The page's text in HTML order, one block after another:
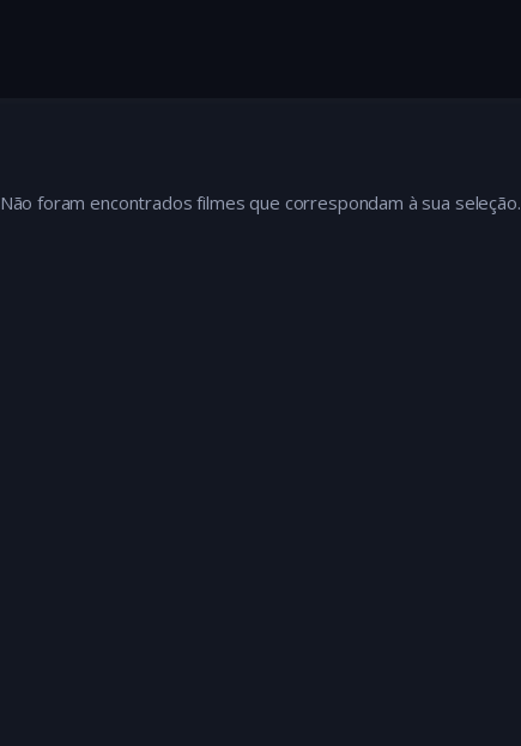
Não foram encontrados filmes que correspondam à sua seleção.